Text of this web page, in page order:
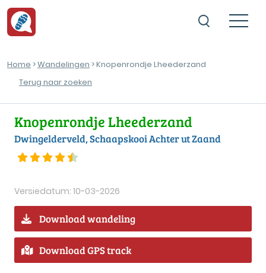
Home >Wandelingen > Knopenrondje Lheederzand
Terug naar zoeken
Knopenrondje Lheederzand
Dwingelderveld, Schaapskooi Achter ut Zaand
Versiedatum: 10-03-2026
Download wandeling
Download GPS track